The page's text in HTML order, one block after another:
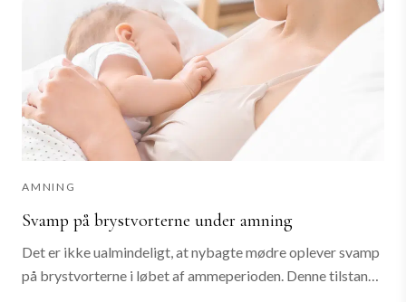
AMNING
Svamp på brystvorterne under amning
Det er ikke ualmindeligt, at nybagte mødre oplever svamp
på brystvorterne i løbet af ammeperioden. Denne tilstand,